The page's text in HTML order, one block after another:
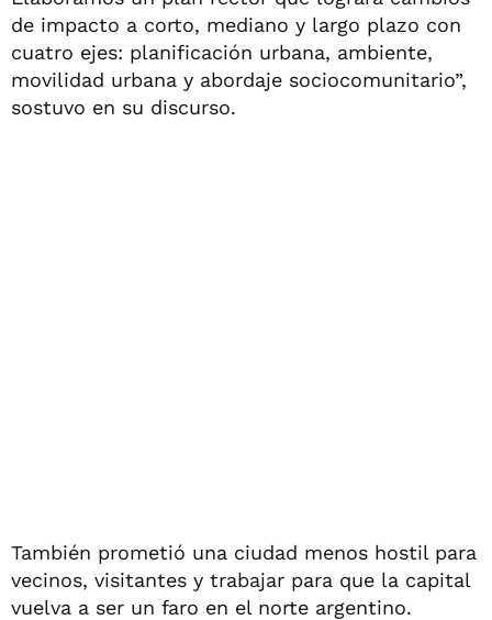
de impacto a corto, mediano y largo plazo con
cuatro ejes: planificación urbana, ambiente,
movilidad urbana y abordaje sociocomunitario”,
sostuvo en su discurso.
También prometió una ciudad menos hostil para
vecinos, visitantes y trabajar para que la capital
vuelva a ser un faro en el norte argentino.